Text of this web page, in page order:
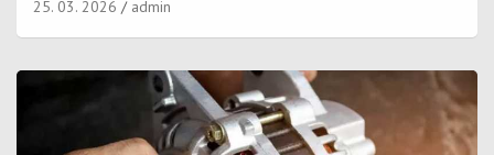
25. 03. 2026 admin